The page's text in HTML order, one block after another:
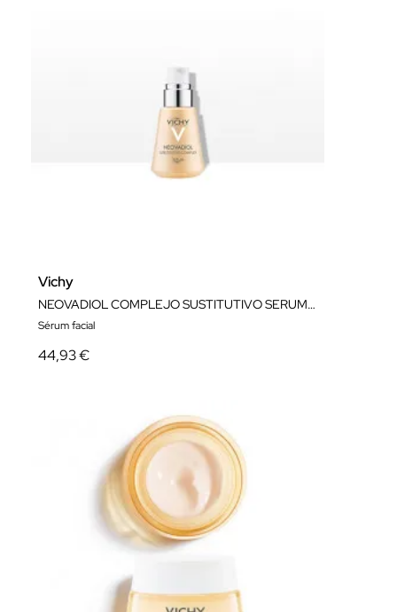
Vichy
NEOVADIOL COMPLEJO SUSTITUTIVO SERUM 30ML
Sérum facial
44,93 €